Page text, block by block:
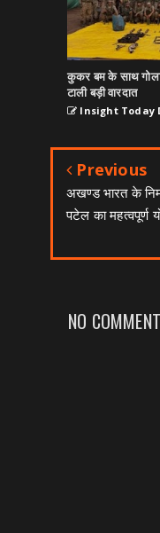
कुकर बम के साथ
टाली बड़ी वारदात
Insight Today
Previous
अखण्ड भारत के
पटेल का महत्वपूर्ण
NO